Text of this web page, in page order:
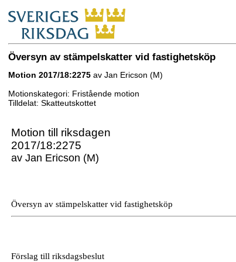
Översyn av stämpelskatter vid fastighetsköp
Motion 2017/18:2275 av Jan Ericson (M)
Motionskategori: Fristående motion
Tilldelat: Skatteutskottet
Motion till riksdagen
2017/18:2275
av Jan Ericson (M)
Översyn av stämpelskatter vid fastighetsköp
Förslag till riksdagsbeslut